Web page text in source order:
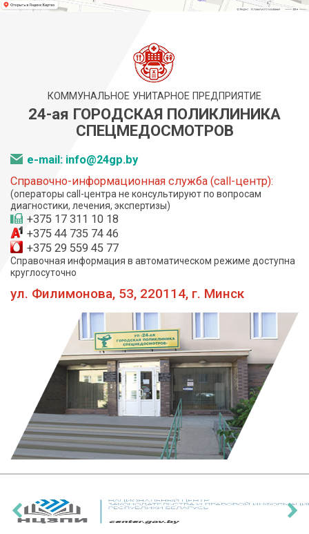
КОММУНАЛЬНОЕ УНИТАРНОЕ ПРЕДПРИЯТИЕ
24-ая ГОРОДСКАЯ ПОЛИКЛИНИКА
СПЕЦМЕДОСМОТРОВ
e-mail: info@24gp.by
Справочно-информационная служба (call-центр):
(операторы call-центра не консультируют по вопросам
диагностики, лечения, экспертизы)
+375 17 311 10 18
+375 44 735 74 46
+375 29 559 45 77
Справочная информация в автоматическом режиме доступна
круглосуточно
ул. Филимонова, 53, 220114, г. Минск
‹ ›